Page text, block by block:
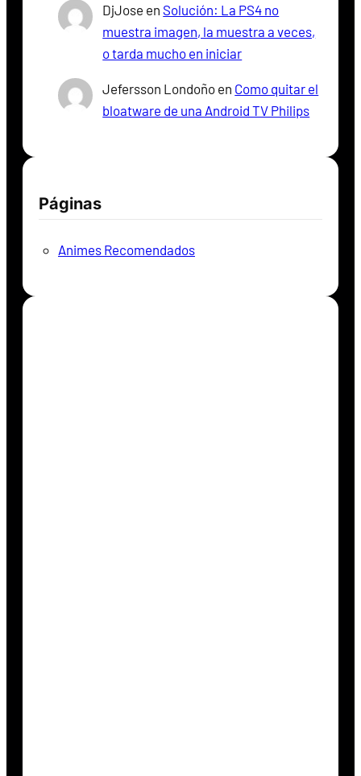
DjJose en Solución: La PS4 no
muestra imagen, la muestra a veces,
o tarda mucho en iniciar
Jefersson Londoño en Como quitar el
bloatware de una Android TV Philips
Páginas
Animes Recomendados